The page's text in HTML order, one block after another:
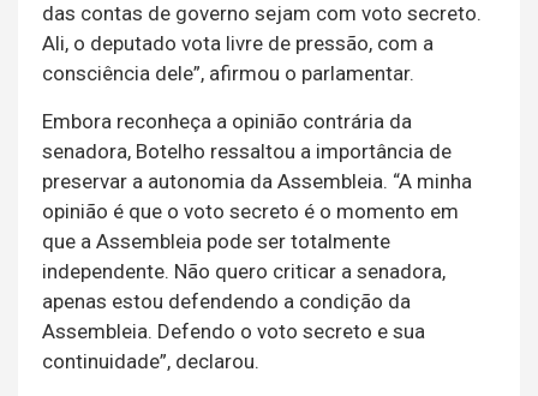
das contas de governo sejam com voto secreto.
Ali, o deputado vota livre de pressão, com a
consciência dele”, afirmou o parlamentar.
Embora reconheça a opinião contrária da
senadora, Botelho ressaltou a importância de
preservar a autonomia da Assembleia. “A minha
opinião é que o voto secreto é o momento em
que a Assembleia pode ser totalmente
independente. Não quero criticar a senadora,
apenas estou defendendo a condição da
Assembleia. Defendo o voto secreto e sua
continuidade”, declarou.